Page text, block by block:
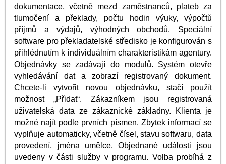
dokumentace, včetně mezd zaměstnanců, plateb za
tlumočení a překlady, počtu hodin výuky, výpočtů
příjmů a výdajů, výhodných obchodů. Speciální
software pro překladatelské středisko je konfigurován s
přihlédnutím k individuálním charakteristikám agentury.
Objednávky se zadávají do modulů. Systém otevře
vyhledávání dat a zobrazí registrovaný dokument.
Chcete-li vytvořit novou objednávku, stačí použít
možnost „Přidat“. Zákazníkem jsou registrovaná
uživatelská data ze zákaznické základny. Klienta je
možné najít podle prvních písmen. Zbytek informací se
vyplňuje automaticky, včetně čísel, stavu softwaru, data
provedení, jména umělce. Objednané události jsou
uvedeny v části služby v programu. Volba probíhá z